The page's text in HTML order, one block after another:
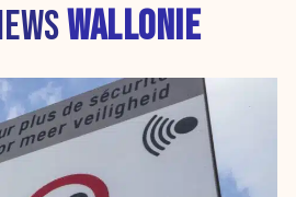
WALLONIE